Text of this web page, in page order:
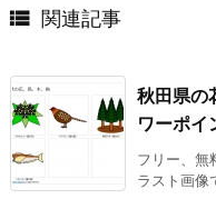
 関連記事
秋田県の
ワーポイ
フリー、無
ラスト画像